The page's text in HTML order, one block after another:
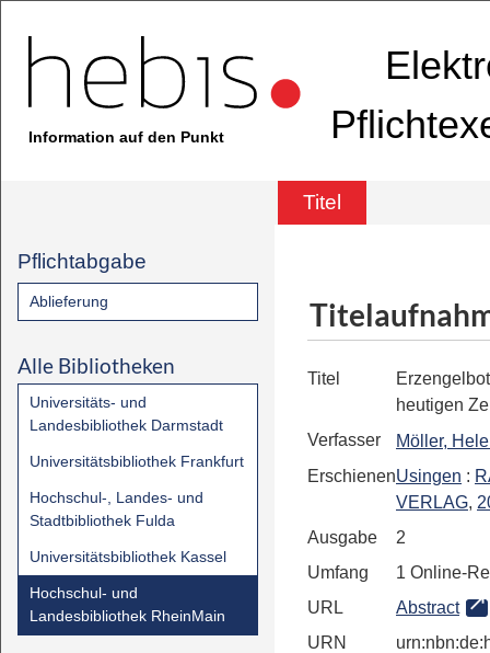
Information auf den Punkt
Titel
Pflichtabgabe
Ablieferung
Alle Bibliotheken
Universitäts- und
Landesbibliothek Darmstadt
Universitätsbibliothek Frankfurt
Hochschul-, Landes- und
Stadtbibliothek Fulda
Universitätsbibliothek Kassel
Hochschul- und
Landesbibliothek RheinMain
Titel
heutigen
Verfasser
Möller,
ErschienenUsingen :
VERLAG,
Ausgabe
2
Umfang
1 Online-
URL
Abstract
URN